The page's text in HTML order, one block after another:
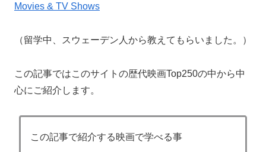
Movies & TV Shows
（留学中、スウェーデン人から教えてもらいました。）
この記事ではこのサイトの歴代映画Top250の中から中
心にご紹介します。
この記事で紹介する映画で学べる事